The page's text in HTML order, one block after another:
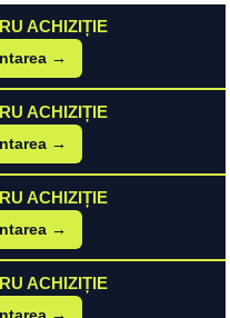
ACHIZIȚIE
→
ACHIZIȚIE
→
ACHIZIȚIE
→
ACHIZIȚIE
Alb Sec- Romania - 0.75L Vinart